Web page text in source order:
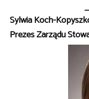
Sylwia Koch-
Prezes Zarządu